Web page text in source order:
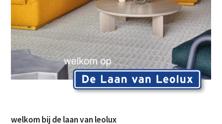
welkom bij de laan van leolux